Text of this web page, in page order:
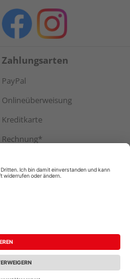
Zahlungsarten
PayPal
Onlineüberweisung
Kreditkarte
Rechnung*
Versand
Widerruf
Datenschutz
Vertrag widerrufen